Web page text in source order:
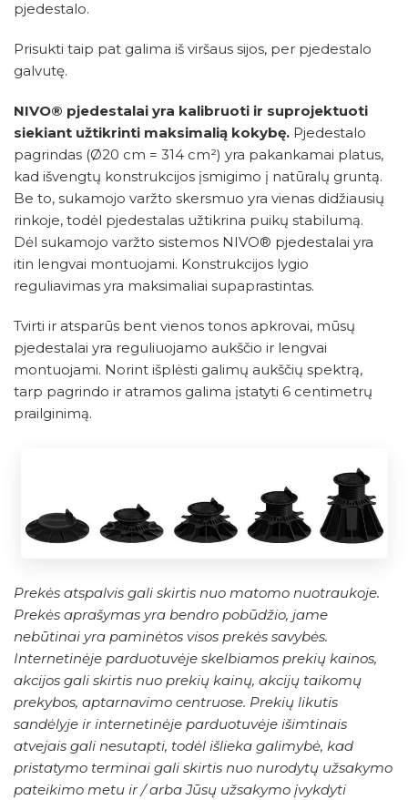
pjedestalo.
Prisukti taip pat galima iš viršaus sijos, per pjedestalo
galvutę.
NIVO® pjedestalai yra kalibruoti ir suprojektuoti
siekiant užtikrinti maksimalią kokybę. Pjedestalo
pagrindas (Ø20 cm = 314 cm²) yra pakankamai platus,
kad išvengtų konstrukcijos įsmigimo į natūralų gruntą.
Be to, sukamojo varžto skersmuo yra vienas didžiausių
rinkoje, todėl pjedestalas užtikrina puikų stabilumą.
Dėl sukamojo varžto sistemos NIVO® pjedestalai yra
itin lengvai montuojami. Konstrukcijos lygio
reguliavimas yra maksimaliai supaprastintas.
Tvirti ir atsparūs bent vienos tonos apkrovai, mūsų
pjedestalai yra reguliuojamo aukščio ir lengvai
montuojami. Norint išplėsti galimų aukščių spektrą,
tarp pagrindo ir atramos galima įstatyti 6 centimetrų
prailginimą.
Prekės atspalvis gali skirtis nuo matomo nuotraukoje.
Prekės aprašymas yra bendro pobūdžio, jame
nebūtinai yra paminėtos visos prekės savybės.
Internetinėje parduotuvėje skelbiamos prekių kainos,
akcijos gali skirtis nuo prekių kainų, akcijų taikomų
prekybos, aptarnavimo centruose. Prekių likutis
sandėlyje ir internetinėje parduotuvėje išimtinais
atvejais gali nesutapti, todėl išlieka galimybė, kad
pristatymo terminai gali skirtis nuo nurodytų užsakymo
pateikimo metu ir / arba Jūsų užsakymo įvykdyti